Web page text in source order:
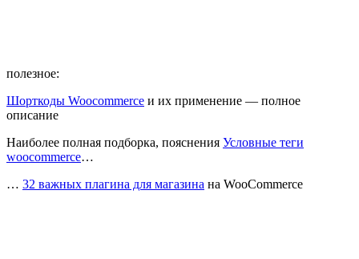
полезное:
Шорткоды Woocommerce и их применение — полное
описание
Наиболее полная подборка, пояснения Условные теги
woocommerce…
… 32 важных плагина для магазина на WooCommerce